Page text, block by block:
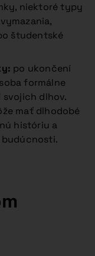
niektoré typy
študentské
po ukončení
formálne
svojich dlhov.
mať dlhodobé
históriu a